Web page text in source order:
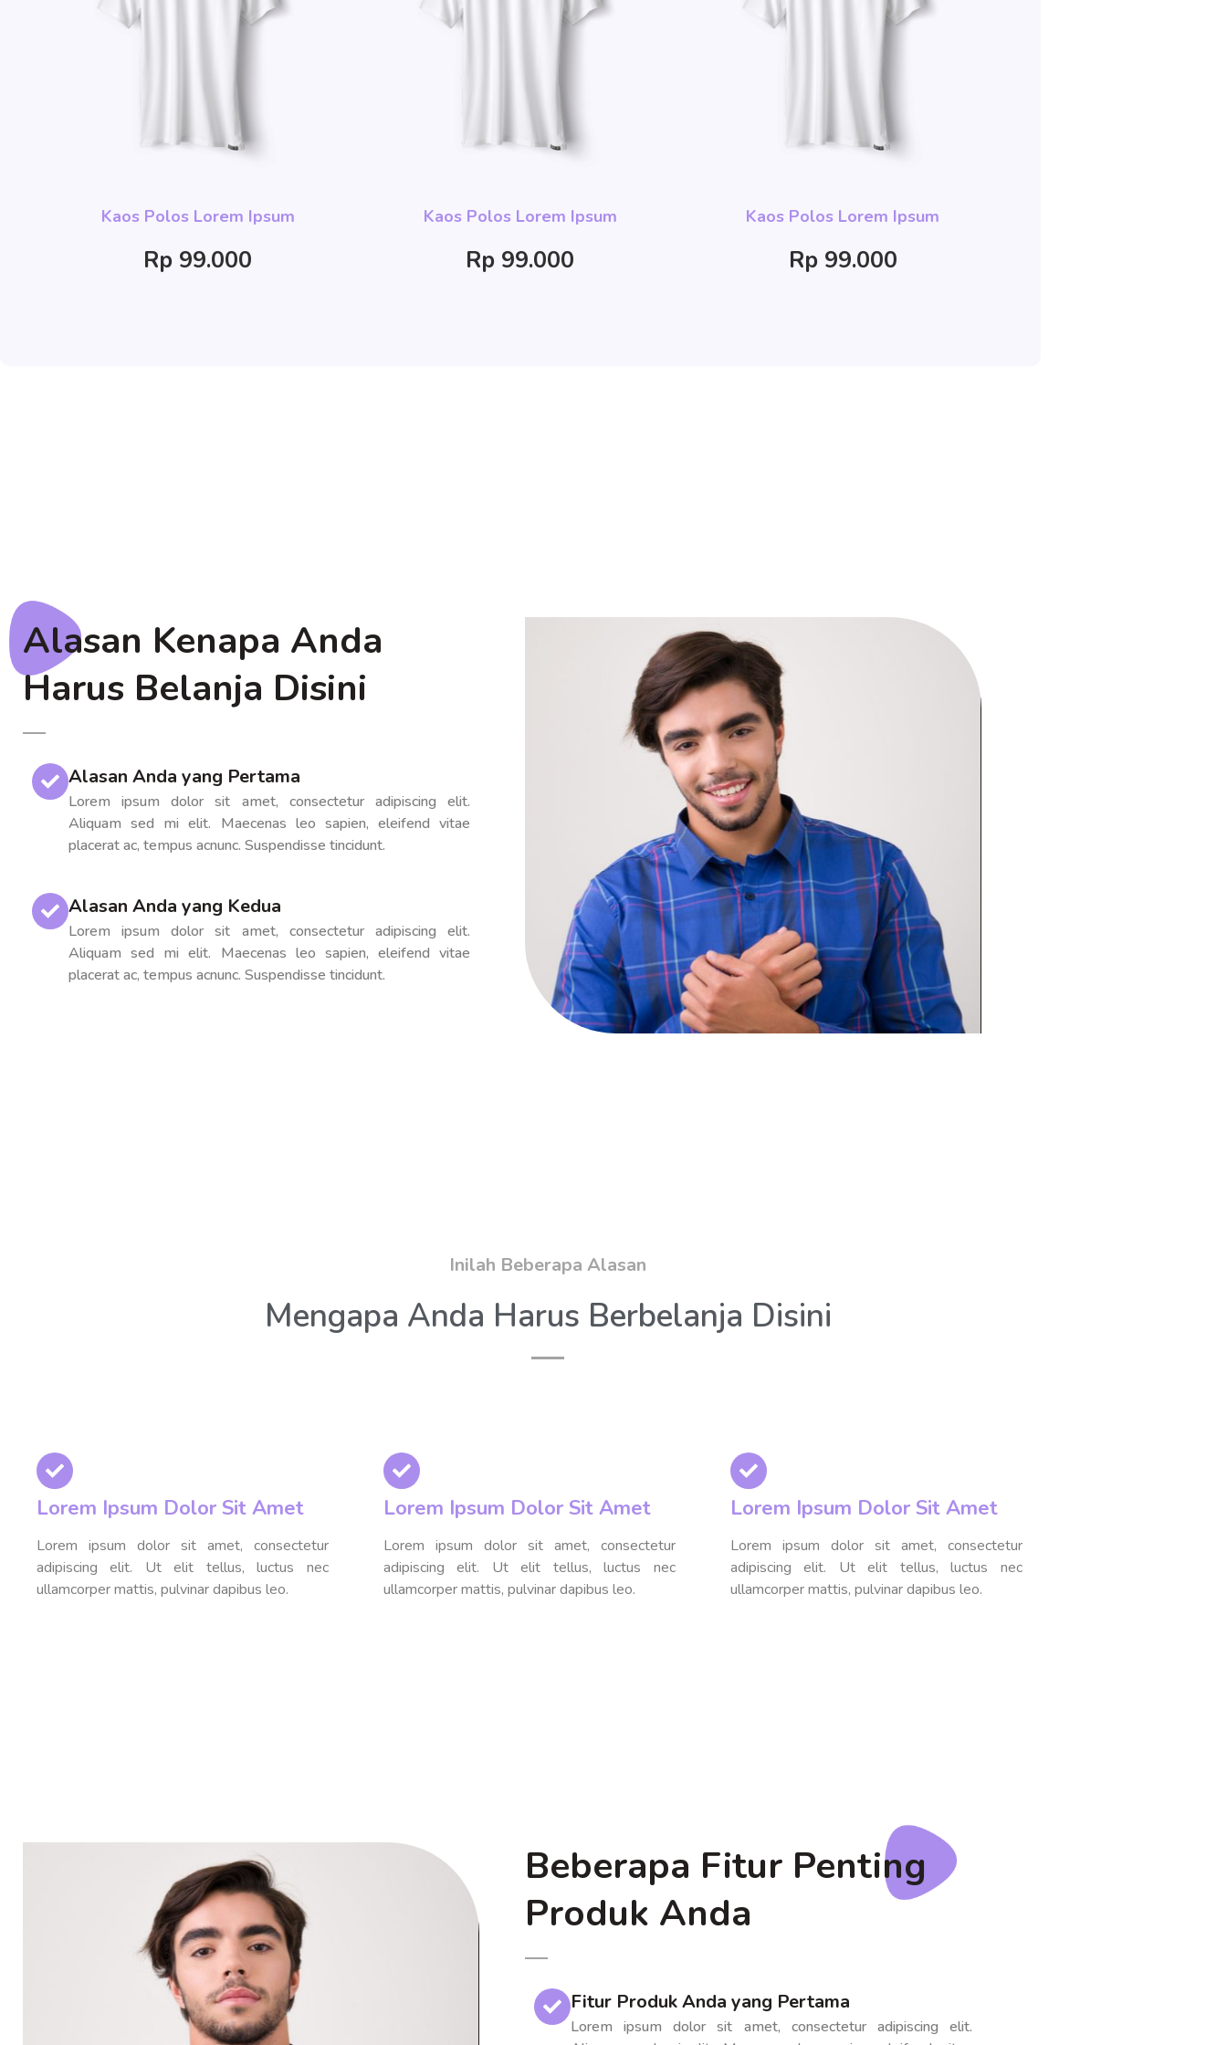
Kaos Polos Lorem Ipsum
Rp 99.000
Kaos Polos Lorem Ipsum
Rp 99.000
Kaos Polos Lorem Ipsum
Rp 99.000
Alasan Kenapa Anda
Harus Belanja Disini
Alasan Anda yang Pertama
Lorem ipsum dolor sit amet, consectetur adipiscing elit.
Aliquam sed mi elit. Maecenas leo sapien, eleifend vitae
placerat ac, tempus acnunc. Suspendisse tincidunt.
Alasan Anda yang Kedua
Lorem ipsum dolor sit amet, consectetur adipiscing elit.
Aliquam sed mi elit. Maecenas leo sapien, eleifend vitae
placerat ac, tempus acnunc. Suspendisse tincidunt.
Inilah Beberapa Alasan
Mengapa Anda Harus Berbelanja Disini
Lorem Ipsum Dolor Sit Amet
Lorem ipsum dolor sit amet, consectetur
adipiscing elit. Ut elit tellus, luctus nec
ullamcorper mattis, pulvinar dapibus leo.
Lorem Ipsum Dolor Sit Amet
Lorem ipsum dolor sit amet, consectetur
adipiscing elit. Ut elit tellus, luctus nec
ullamcorper mattis, pulvinar dapibus leo.
Lorem Ipsum Dolor Sit Amet
Lorem ipsum dolor sit amet, consectetur
adipiscing elit. Ut elit tellus, luctus nec
ullamcorper mattis, pulvinar dapibus leo.
Beberapa Fitur Penting
Produk Anda
Fitur Produk Anda yang Pertama
Lorem ipsum dolor sit amet, consectetur adipiscing elit.